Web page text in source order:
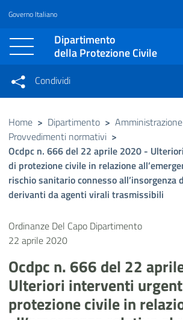
Vai al contenuto principale
Raggiungi il piè di pagina
Governo Italiano
Dipartimento
della Protezione Civile
Condividi su Facebook
Condividi su Twitter
Condividi su LinkedIn
Condividi
Condividi sui social network
Home > Dipartimento >
Provvedimenti normativi >
Ocdpc n. 666 del 22 aprile 2020 -
di protezione civile in relazione
rischio sanitario connesso all’insorgenza
derivanti da agenti virali trasmissibili
Ordinanze Del Capo Dipartimento
22 aprile 2020
Ocdpc n. 666 del 22
Ulteriori interventi
protezione civile in